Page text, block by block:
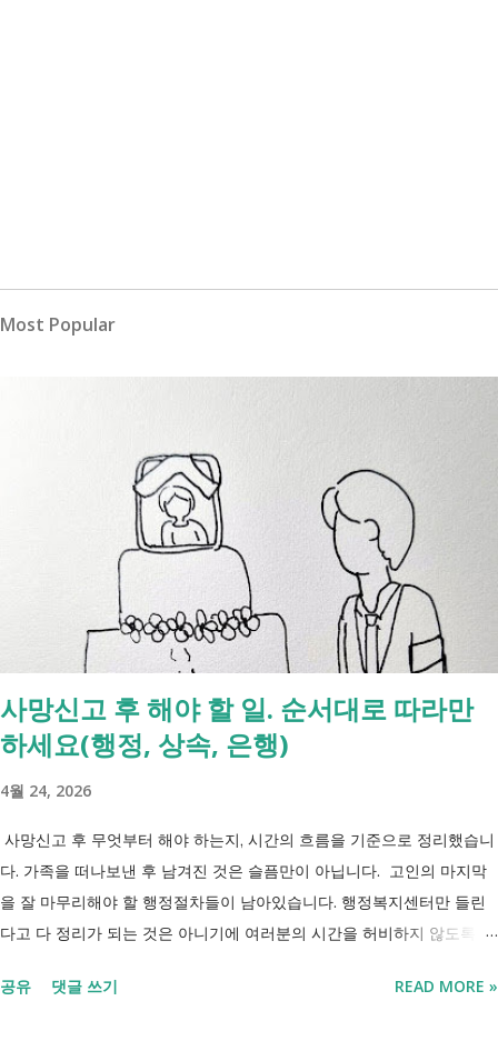
Most Popular
사망신고 후 해야 할 일. 순서대로 따라만
하세요(행정, 상속, 은행)
4월 24, 2026
사망신고 후 무엇부터 해야 하는지, 시간의 흐름을 기준으로 정리했습니
다. 가족을 떠나보낸 후 남겨진 것은 슬픔만이 아닙니다. 고인의 마지막
을 잘 마무리해야 할 행정절차들이 남아있습니다. 행정복지센터만 들린
다고 다 정리가 되는 것은 아니기에 여러분의 시간을 허비하지 않도록 정
처리까지 이 흐름만 따라가시면 됩니다. 장례 후 행정 절차 타임라인 장
공유 댓글 쓰기 READ MORE »